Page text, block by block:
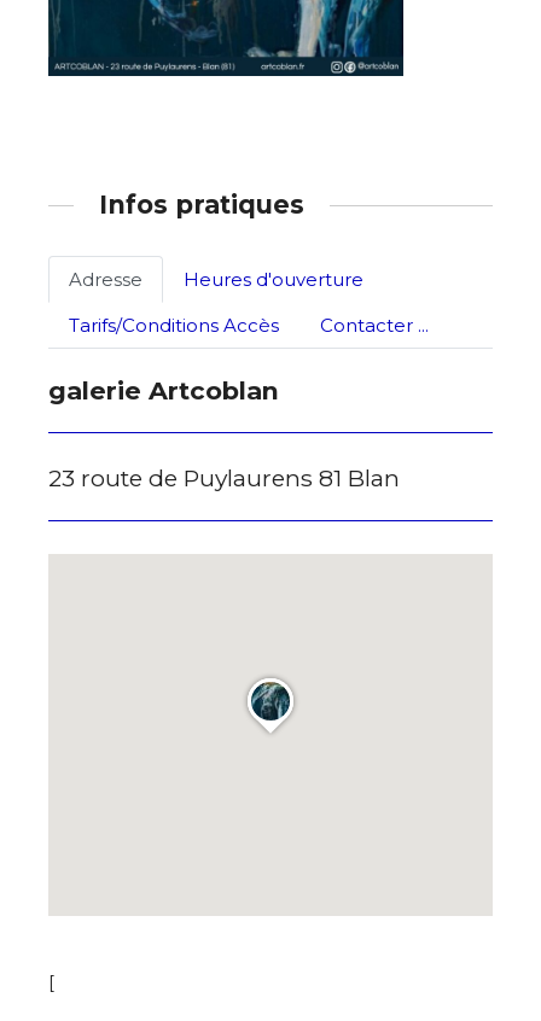
Nom
Prénom
Adresse email*
Nom
Prénom
Statut / Organisation
Infos pratiques
Adresse
Heures d'ouverture
Tarifs/Conditions Accès
Contacter ...
galerie Artcoblan
23 route de Puylaurens 81 Blan
[